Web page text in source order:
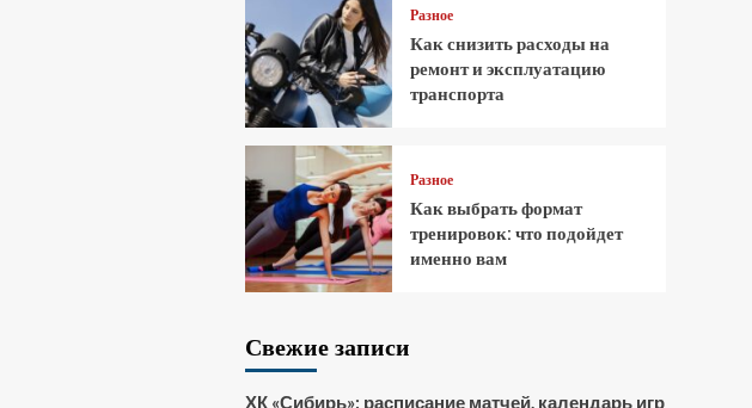
Разное
Как снизить расходы на
ремонт и эксплуатацию
транспорта
Разное
Как выбрать формат
тренировок: что подойдет
именно вам
Свежие записи
ХК «Сибирь»: расписание матчей, календарь игр